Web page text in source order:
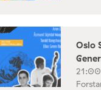
Oslo